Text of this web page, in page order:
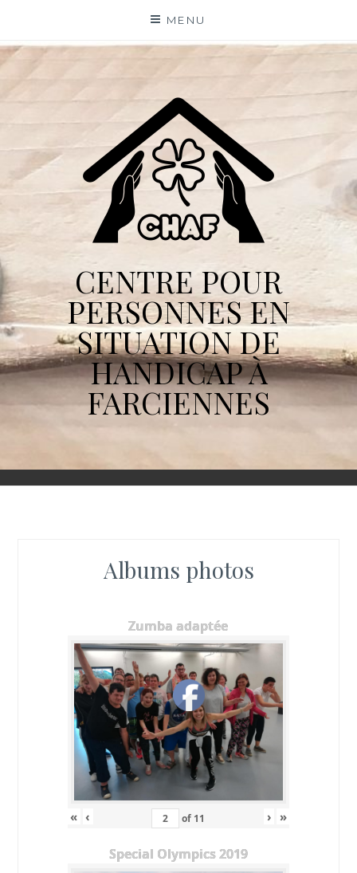
content
MENU
CENTRE POUR
PERSONNES EN
SITUATION DE
HANDICAP À
FARCIENNES
Albums photos
Zumba adaptée
« ‹ of 11 › »
Special Olympics 2019